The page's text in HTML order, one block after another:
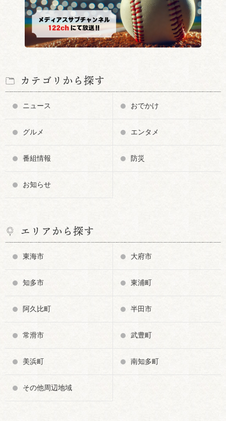
カテゴリから探す
ニュース おでかけ
グルメ エンタメ
番組情報 防災
お知らせ
エリアから探す
東海市 大府市
知多市 東浦町
阿久比町 半田市
常滑市 武豊町
美浜町 南知多町
その他周辺地域